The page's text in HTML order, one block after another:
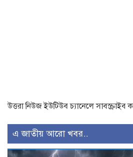
উত্তরা নিউজ ইউটিউব চ্যানেলে সাবস্ক্রাইব
এ জাতীয় আরো খবর..